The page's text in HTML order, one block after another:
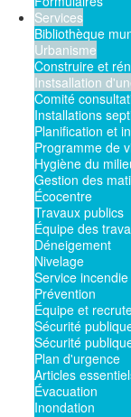
Services
Bibliothèque
Urbanisme
Construire et
Instsallation
Comité
Installations
Planification et
Programme de
Hygiène du
Gestion des
Écocentre
Travaux publics
Équipe des
Déneigement
Nivelage
Service incendie
Prévention
Équipe et
Sécurité
Sécurité
Plan d'urgence
Articles
Évacuation
Inondation